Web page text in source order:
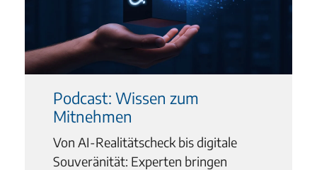
Podcast: Wissen zum
Mitnehmen
Von AI-Realitätscheck bis digitale
Souveränität: Experten bringen